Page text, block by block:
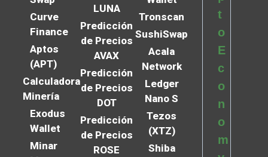
Curve
Finance
Aptos
(APT)
Calculadora
Minería
Exodus
Wallet
Minar
LUNA
Predicción
de Precios
AVAX
Predicción
de Precios
DOT
Predicción
de Precios
ROSE
Tronscan
SushiSwap
Acala
Network
Ledger
Nano S
Tezos
(XTZ)
Shiba
t
o
E
c
o
n
o
m